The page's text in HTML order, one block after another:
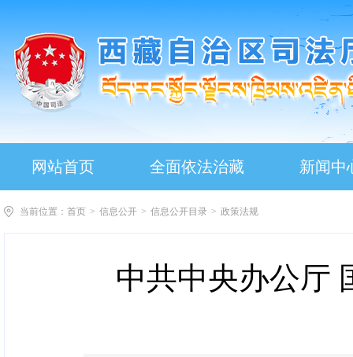
网站首页 全面依法治藏 新闻中
当前位置： 首页 > 信息公开 > 信息公开目录 > 政策法规
中共中央办公厅